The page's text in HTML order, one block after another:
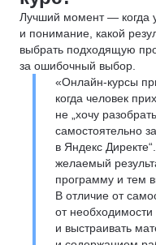
Лучший момент — когда
и понимание, какой
выбрать подходящую
за ошибочный выбор.
«Онлайн-курсы
когда человек
не „хочу
самостоятельно
в Яндекс
желаемый
программу и тем
В отличие от
от
и выстраивать